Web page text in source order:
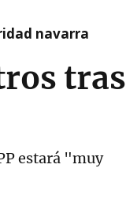
navarra
tras
estará "muy